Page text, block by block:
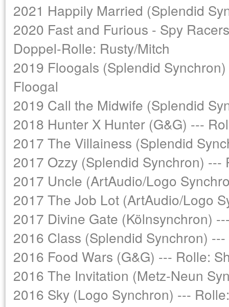
2021 Happily Married (Splendid
2020 Fast and Furious - Spy
Doppel-Rolle: Rusty/Mitch
2019 Floogals (Splendid
Floogal
2019 Call the Midwife (Splendid
2018 Hunter X Hunter (G&G) ---
2017 The Villainess (Splendid
2017 Ozzy (Splendid Synchron) ---
2017 Uncle (ArtAudio/Logo
2017 The Job Lot (ArtAudio/Logo
2017 Divine Gate (Kölnsynchron)
2016 Class (Splendid Synchron)
2016 Food Wars (G&G) --- Rolle:
2016 The Invitation (Metz-Neun
2016 Sky (Logo Synchron) ---